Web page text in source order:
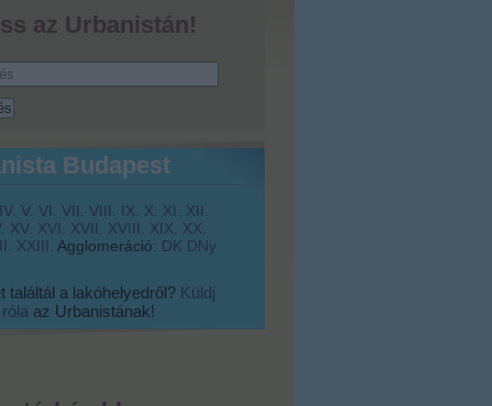
az Urbanistán!
Budapest
IV. V. VI. VII. VIII. IX. X. XI.
XII.
XV. XVI. XVII. XVIII. XIX.
XX.
XXIII. Agglomeráció: DK DNy
találtál a lakóhelyedről? Küldj
az Urbanistának!